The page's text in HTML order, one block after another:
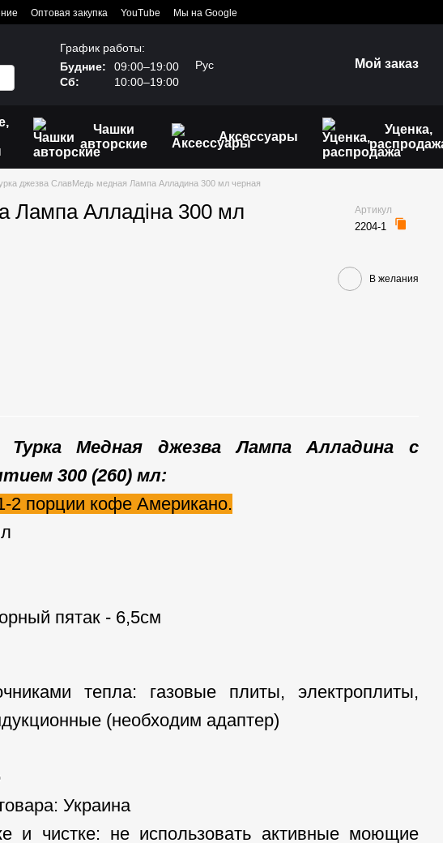
Оптовая закупка YouTube Мы на Google
График работы:
Будние:
09:00–19:00
Сб:
10:00–19:00
Рус Мой заказ
Чашки
авторские
Аксессуары
Уценка,
джезва СлавМедь медная Лампа Алладина 300 мл черная
Лампа Алладіна 300 мл Артикул
2204-1
В желания
Турка Медная джезва Лампа Алладина с
300 (260) мл:
2 порции кофе Американо.
пятак - 6,5см
тепла: газовые плиты, электроплиты,
(необходим адаптер)
Украина
и чистке: не использовать активные моющие